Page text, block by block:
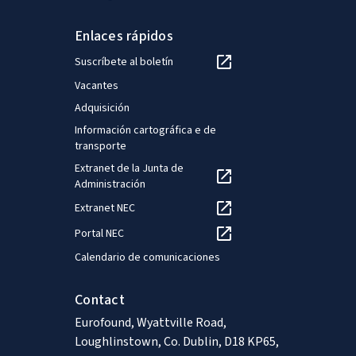
Enlaces rápidos
Suscríbete al boletín
Vacantes
Adquisición
Información cartográfica e de
transporte
Extranet de la Junta de
Administración
Extranet NEC
Portal NEC
Calendario de comunicaciones
Contact
Eurofound, Wyattville Road,
Loughlinstown, Co. Dublin, D18 KP65,